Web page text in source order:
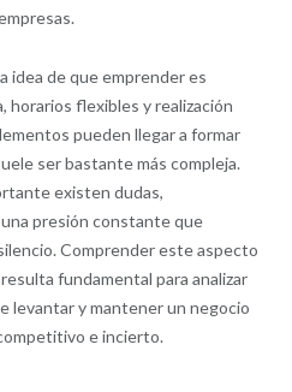
idea de que emprender es
horarios flexibles y realización
pueden llegar a formar
ser bastante más compleja.
existen dudas,
presión constante que
Comprender este aspecto
fundamental para analizar
levantar y mantener un negocio
e incierto.